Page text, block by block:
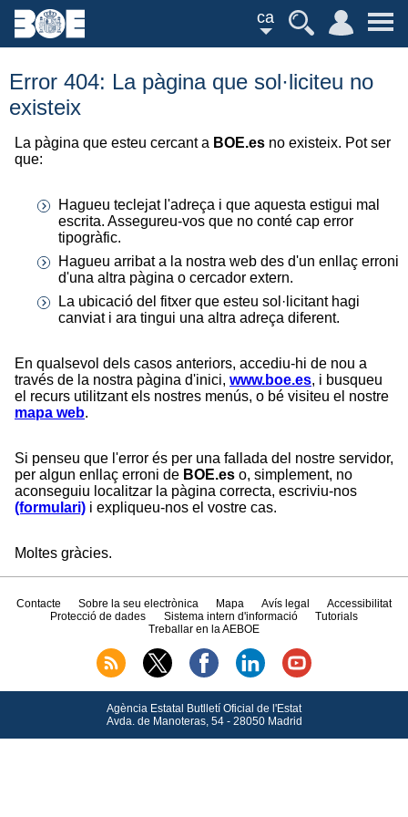
ca
Error 404: La pàgina que sol·liciteu no
existeix
La pàgina que esteu cercant a BOE.es no existeix. Pot ser
que:
Hagueu teclejat l'adreça i que aquesta estigui mal
escrita. Assegureu-vos que no conté cap error
tipogràfic.
Hagueu arribat a la nostra web des d'un enllaç erroni
d'una altra pàgina o cercador extern.
La ubicació del fitxer que esteu sol·licitant hagi
canviat i ara tingui una altra adreça diferent.
En qualsevol dels casos anteriors, accediu-hi de nou a
través de la nostra pàgina d'inici, www.boe.es, i busqueu
el recurs utilitzant els nostres menús, o bé visiteu el nostre
mapa web.
Si penseu que l'error és per una fallada del nostre servidor,
per algun enllaç erroni de BOE.es o, simplement, no
aconseguiu localitzar la pàgina correcta, escriviu-nos
(formulari) i expliqueu-nos el vostre cas.
Moltes gràcies.
Contacte Sobre la seu electrònica Mapa Avís legal
Accessibilitat
Protecció de dades
Sistema intern d'informació
Tutorials
Treballar en la AEBOE
Agència Estatal Butlletí Oficial de l'Estat
Avda.de Manoteras, 54 - 28050 Madrid